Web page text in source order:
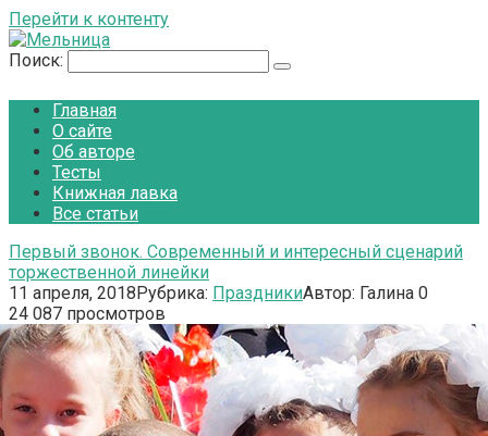
Перейти к контенту
Поиск:
Главная
О сайте
Об авторе
Тесты
Книжная лавка
Все статьи
Первый звонок. Современный и интересный сценарий
торжественной линейки
11 апреля, 2018Рубрика: ПраздникиАвтор: Галина 0
24 087 просмотров